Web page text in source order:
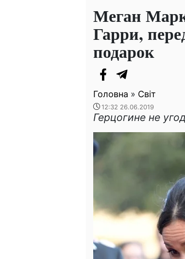
Меган
Гарри,
подарок
Головна » Світ
12:32 26.06.2019
Герцогине не